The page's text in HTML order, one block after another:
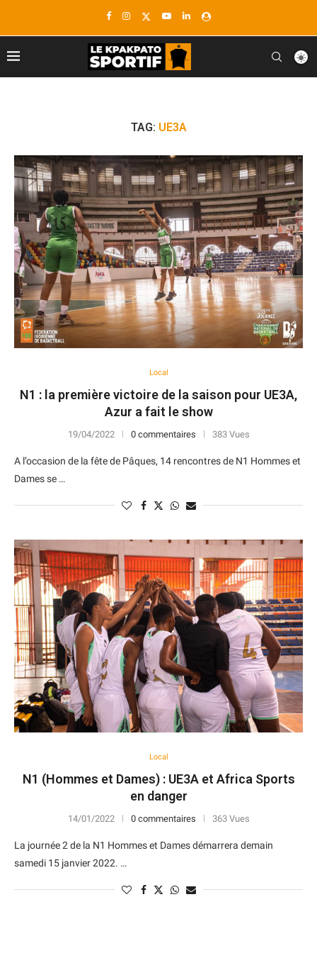
TAG: UE3A
Local
N1 : la première victoire de la saison pour UE3A,
Azur a fait le show
19/04/2022 0 commentaires 383 Vues
A l’occasion de la fête de Pâques, 14 rencontres de N1 Hommes et
Dames se …
Local
N1 (Hommes et Dames) : UE3A et Africa Sports
en danger
14/01/2022 0 commentaires 363 Vues
La journée 2 de la N1 Hommes et Dames démarrera demain
samedi 15 janvier 2022. …